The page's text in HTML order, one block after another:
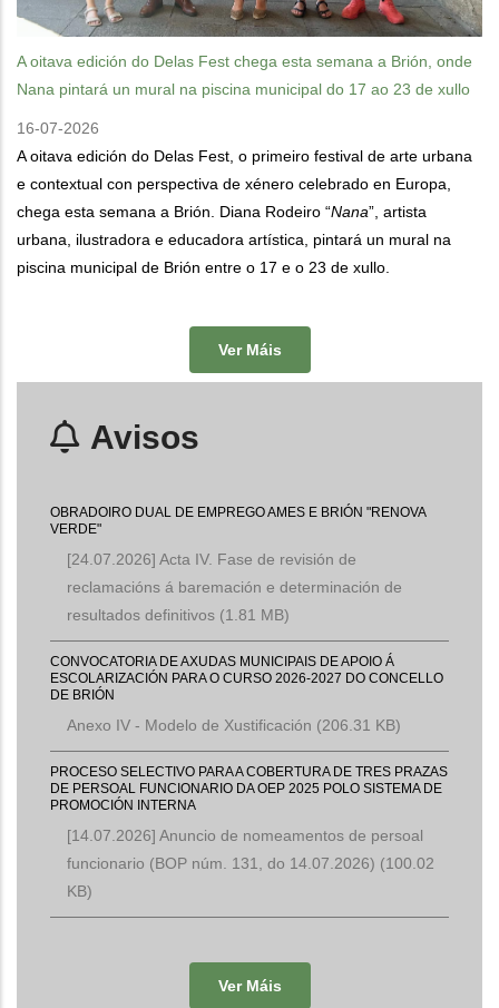
A oitava edición do Delas Fest chega esta semana a Brión, onde
Nana pintará un mural na piscina municipal do 17 ao 23 de xullo
16-07-2026
A oitava edición do Delas Fest, o primeiro festival de arte urbana
e contextual con perspectiva de xénero celebrado en Europa,
chega esta semana a Brión. Diana Rodeiro “Nana”, artista
urbana, ilustradora e educadora artística, pintará un mural na
piscina municipal de Brión entre o 17 e o 23 de xullo.
Ver Máis
Avisos
OBRADOIRO DUAL DE EMPREGO AMES E BRIÓN "RENOVA
VERDE"
[24.07.2026] Acta IV. Fase de revisión de
reclamacións á baremación e determinación de
resultados definitivos (1.81 MB)
CONVOCATORIA DE AXUDAS MUNICIPAIS DE APOIO Á
ESCOLARIZACIÓN PARA O CURSO 2026-2027 DO CONCELLO
DE BRIÓN
Anexo IV - Modelo de Xustificación (206.31 KB)
PROCESO SELECTIVO PARA A COBERTURA DE TRES PRAZAS
DE PERSOAL FUNCIONARIO DA OEP 2025 POLO SISTEMA DE
PROMOCIÓN INTERNA
[14.07.2026] Anuncio de nomeamentos de persoal
funcionario (BOP núm. 131, do 14.07.2026) (100.02
KB)
Ver Máis